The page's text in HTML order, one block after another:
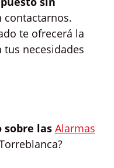
contactarnos.
te ofrecerá la
necesidades
sobre las Alarmas